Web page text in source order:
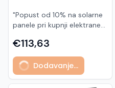
"Popust od 10% na solarne
panele pri kupnji elektrane
Model TSM-455NEG9R.28
predstavlja napredni
glass/glass N-type solarni
modul s visokom
učinkovitošću, dugim
€113,63
Dodavanje...